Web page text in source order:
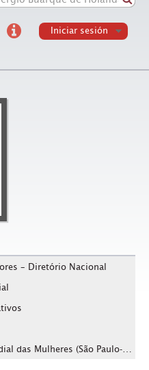
Iniciar sesión
– Diretório Nacional
(São Paulo-SP, 8 mar. 2003).